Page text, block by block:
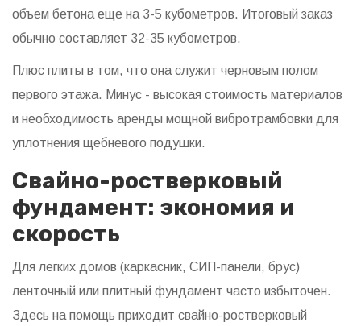
объем бетона еще на 3-5 кубометров. Итоговый заказ
обычно составляет 32-35 кубометров.
Плюс плиты в том, что она служит черновым полом
первого этажа. Минус - высокая стоимость материалов
и необходимость аренды мощной вибротрамбовки для
уплотнения щебневого подушки.
Свайно-ростверковый
фундамент: экономия и
скорость
Для легких домов (каркасник, СИП-панели, брус)
ленточный или плитный фундамент часто избыточен.
Здесь на помощь приходит свайно-ростверковый